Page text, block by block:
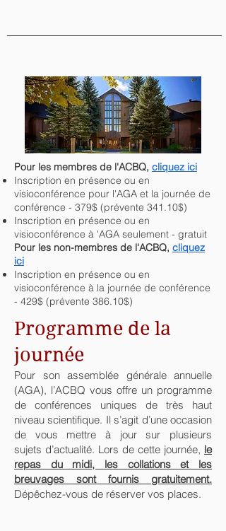
​Pour les membres de l'ACBQ, cliquez ici
Inscription en présence ou en
visioconférence pour l'AGA et la journée de
conférence - 379$ (prévente 341.10$)
Inscription en présence ou en
visioconférence à 'AGA seulement - gratuit
Pour les non-membres de l'ACBQ, cliquez
ici
Inscription en présence ou en
visioconférence à la journée de conférence
- 429$ (prévente 386.10$)
Programme de la
journée
Pour son assemblée générale annuelle
(AGA), l’ACBQ vous offre un programme
de conférences uniques de très haut
niveau scientifique. Il s’agit d’une occasion
de vous mettre à jour sur plusieurs
sujets d’actualité. Lors de cette journée, le
repas du midi, les collations et les
breuvages sont fournis gratuitement.
Dépêchez-vous de réserver vos places.